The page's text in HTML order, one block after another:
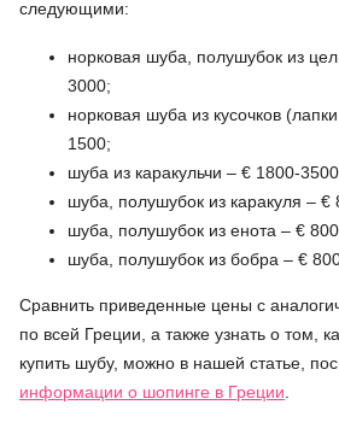
следующими:
норковая шуба, полушубок из
3000;
норковая шуба из кусочков
1500;
шуба из каракульчи – € 1800-
шуба, полушубок из каракуля – €
шуба, полушубок из енота – €
шуба, полушубок из бобра – €
Сравнить приведенные цены с
по всей Греции, а также узнать о том,
купить шубу, можно в нашей статье,
информации о шопинге в Греции